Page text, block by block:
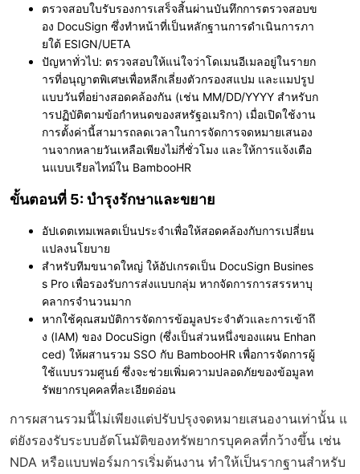
ตรวจสอบใบรับรองการเสร็จสิ้นผ่านบันทึกการตรวจสอบข
อง DocuSign ซึ่งทำหน้าที่เป็นหลักฐานการดำเนินการภา
ยใต้ ESIGN/UETA
ปัญหาทั่วไป: ตรวจสอบให้แน่ใจว่าโดเมนอีเมลอยู่ในรายก
ารที่อนุญาตพิเศษเพื่อหลีกเลี่ยงตัวกรองสแปม และแมปรูป
แบบวันที่อย่างสอดคล้องกัน (เช่น MM/DD/YYYY สำหรับก
ารปฏิบัติตามข้อกำหนดของสหรัฐอเมริกา) เมื่อเปิดใช้งาน
การตั้งค่านี้สามารถลดเวลาในการจัดการจดหมายเสนอง
านจากหลายวันเหลือเพียงไม่กี่ชั่วโมง และให้การแจ้งเตือ
นแบบเรียลไทม์ใน BambooHR
ขั้นตอนที่ 5: บำรุงรักษาและขยาย
อัปเดตเทมเพลตเป็นประจำเพื่อให้สอดคล้องกับการเปลี่ยน
แปลงนโยบาย
สำหรับทีมขนาดใหญ่ ให้อัปเกรดเป็น DocuSign Busines
s Pro เพื่อรองรับการส่งแบบกลุ่ม หากจัดการการสรรหาบุ
คลากรจำนวนมาก
หากใช้คุณสมบัติการจัดการข้อมูลประจำตัวและการเข้าถึ
ง (IAM) ของ DocuSign (ซึ่งเป็นส่วนหนึ่งของแผน Enhan
ced) ให้ผสานรวม SSO กับ BambooHR เพื่อการจัดการผู้
ใช้แบบรวมศูนย์ ซึ่งจะช่วยเพิ่มความปลอดภัยของข้อมูลท
รัพยากรบุคคลที่ละเอียดอ่อน
การผสานรวมนี้ไม่เพียงแต่ปรับปรุงจดหมายเสนองานเท่านั้น แ
ต่ยังรองรับระบบอัตโนมัติของทรัพยากรบุคคลที่กว้างขึ้น เช่น
NDA หรือแบบฟอร์มการเริ่มต้นงาน ทำให้เป็นรากฐานสำหรับ